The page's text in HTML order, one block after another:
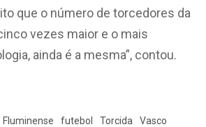
que o número de torcedores da
vezes maior e o mais
ainda é a mesma”, contou.
Fluminense futebol Torcida Vasco